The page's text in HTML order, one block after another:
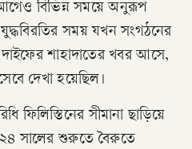
বিভিন্ন সময়ে অনুরূপ
সময় যখন সংগঠনের
দাইফের শাহাদাতের খবর আসে,
দেখা হয়েছিল।
ফিলিস্তিনের সীমানা ছাড়িয়ে
সালের শুরুতে বৈরুতে